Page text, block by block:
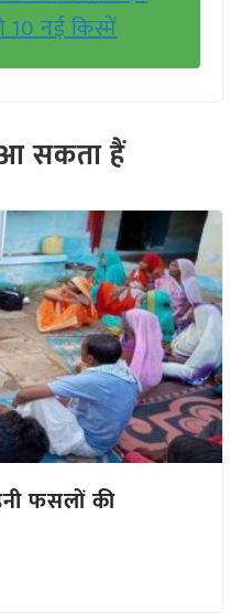
10 नई किस्में
सकता हैं
फसलों की